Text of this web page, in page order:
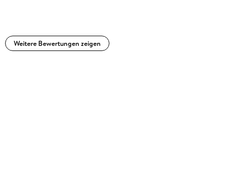
Weitere Bewertungen zeigen